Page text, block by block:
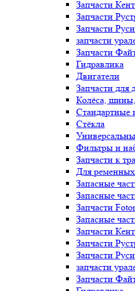
Запчасти
Запчасти
Запчасти
запчасти
Запчасти
Гидравлика
Двигатели
Запчасти для
Колёса,
Стандартные
Стёкла
Фильтры и
Запчасти к
Для ременных
Запасные
Запасные
Запчасти
Запасные
Запчасти
Запчасти
Запчасти
запчасти
Запчасти